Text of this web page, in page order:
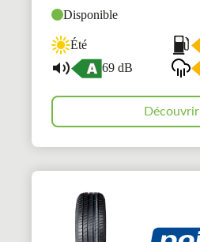
Disponible
Été
69 dB
Découvrir